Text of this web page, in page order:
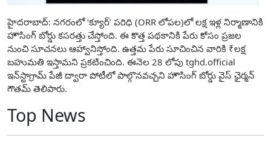
హైదరాబాద్‌: నగరంలో ‘క్యూర్‌’ పరిధి (ORR లోపల)లో లక్ష ఇళ్ల నిర్మాణానికి
హౌసింగ్‌ బోర్డు కసరత్తు చేస్తోంది. ఈ కొత్త పథకానికి పేరు కోసం ప్రజల
నుంచి సూచనలు ఆహ్వానిస్తోంది. ఉత్తమ పేరు సూచించిన వారికి ₹లక్ష
బహుమతి ఇస్తామ‌ని ప్రకటించింది. ఈనెల 28 లోపు tghd.official
ఇన్‌స్టాగ్రామ్‌ పేజీ ద్వారా పోటీలో పాల్గొనవచ్చని హౌసింగ్‌ బోర్డు వైస్‌ ఛైర్మన్‌
గౌతమ్‌ తెలిపారు.
Top News